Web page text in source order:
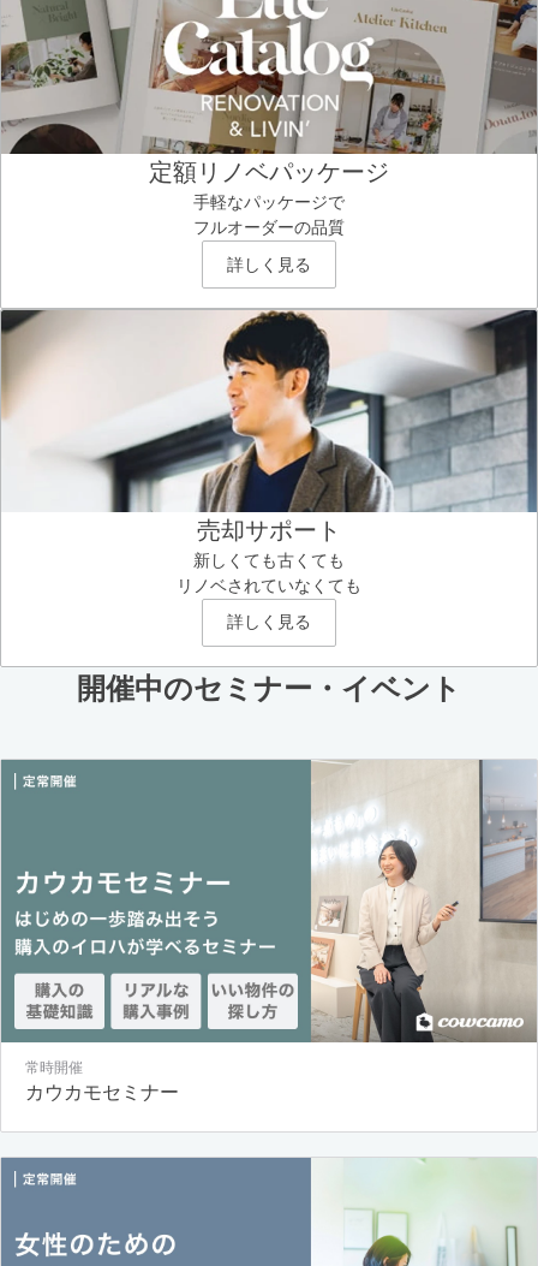
定額リノベパッケージ
手軽なパッケージで
フルオーダーの品質
詳しく見る
売却サポート
新しくても古くても
リノベされていなくても
詳しく見る
開催中のセミナー・イベント
常時開催
カウカモセミナー